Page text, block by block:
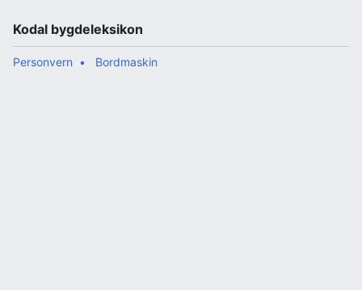
Kodal bygdeleksikon
Personvern Bordmaskin